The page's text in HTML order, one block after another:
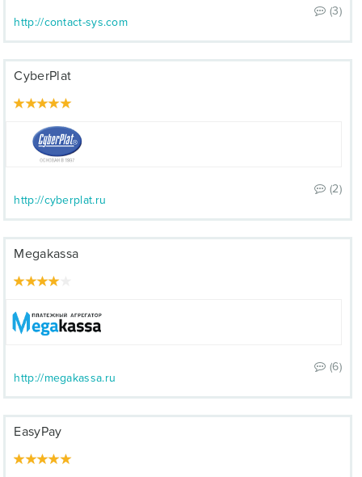
(3)
http://contact-sys.com
CyberPlat
(2)
http://cyberplat.ru
Megakassa
(6)
http://megakassa.ru
EasyPay